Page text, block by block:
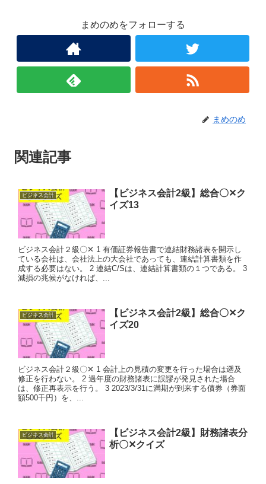
まめのめをフォローする
まめのめ
関連記事
ビジネス会計
【ビジネス会計2級】総合〇✕ク
イズ13
ビジネス会計２級〇✕ 1 有価証券報告書で連結財務諸表を開示し
ている会社は、会社法上の大会社であっても、連結計算書類を作
成する必要はない。 2 連結C/Sは、連結計算書類の１つである。 3
減損の兆候がなければ、...
ビジネス会計
【ビジネス会計2級】総合〇✕ク
イズ20
ビジネス会計２級〇✕ 1 会計上の見積の変更を行った場合は遡及
修正を行わない。 2 過年度の財務諸表に誤謬が発見された場合
は、修正再表示を行う。 3 2023/3/31に満期が到来する債券（券面
額500千円）を、...
ビジネス会計
【ビジネス会計2級】財務諸表分
析〇✕クイズ